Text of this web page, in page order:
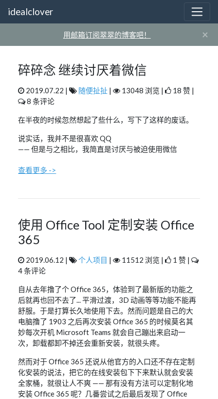
idealclover
用邮箱订阅翠翠的博客吧！ ×
碎碎念 继续讨厌着微信
2019.07.22 | 随便扯扯 | 13048 浏览 |
18 赞 |
8 条评论
在半夜的时候忽然想起了些什么，写下了这样的废话。
说实话，我并不是很喜欢 QQ
—— 但是与之相比，我简直是讨厌与被迫使用微信
查看更多 ->
使用 Office Tool 定制安装 Office
365
2019.06.12 | 个人项目 | 11512 浏览 |
1 赞 |
4 条评论
自从去年撸了个 Office 365，体验到了最新版的功能之
后就再也回不去了... 平滑过渡，3D 动画等等功能不能再
舒服。于是打算长久地使用下去。然而问题是自己的大
电脑撸了 1903 之后再次安装 Office 365 的时候莫名其
妙每次开机 Microsoft Teams 就会自己蹦出来启动一
次，卸载都卸不掉还会重新安装，就很头疼。
然而对于 Office 365 还说从他官方的入口还不存在定制
化安装的说法，把它的在线安装包下下来默认就会安装
全家桶，就很让人不爽 —— 那有没有方法可以定制化地
安装 Office 365 呢？几番尝试之后最后发现了 Office